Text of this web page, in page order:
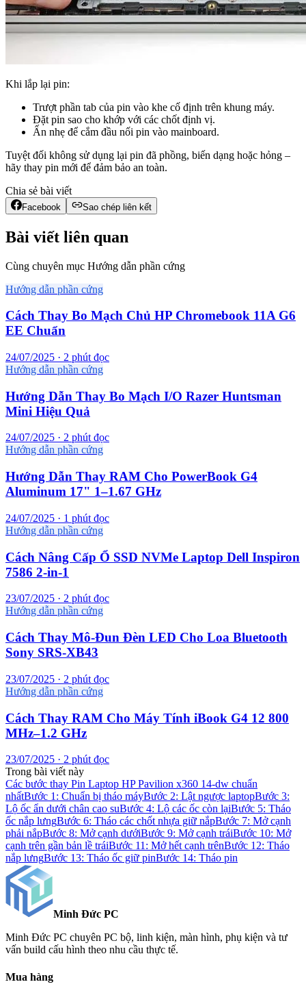
Khi lắp lại pin:
Trượt phần tab của pin vào khe cố định trên khung máy.
Đặt pin sao cho khớp với các chốt định vị.
Ấn nhẹ để cắm đầu nối pin vào mainboard.
Tuyệt đối không sử dụng lại pin đã phồng, biến dạng hoặc hỏng –
hãy thay pin mới để đảm bảo an toàn.
Chia sẻ bài viết
Facebook Sao chép liên kết
Bài viết liên quan
Cùng chuyên mục Hướng dẫn phần cứng
Hướng dẫn phần cứng
Cách Thay Bo Mạch Chủ HP Chromebook 11A G6
EE Chuẩn
24/07/2025 · 2 phút đọc
Hướng dẫn phần cứng
Hướng Dẫn Thay Bo Mạch I/O Razer Huntsman
Mini Hiệu Quả
24/07/2025 · 2 phút đọc
Hướng dẫn phần cứng
Hướng Dẫn Thay RAM Cho PowerBook G4
Aluminum 17" 1–1.67 GHz
24/07/2025 · 1 phút đọc
Hướng dẫn phần cứng
Cách Nâng Cấp Ổ SSD NVMe Laptop Dell Inspiron
7586 2-in-1
23/07/2025 · 2 phút đọc
Hướng dẫn phần cứng
Cách Thay Mô-Đun Đèn LED Cho Loa Bluetooth
Sony SRS-XB43
23/07/2025 · 2 phút đọc
Hướng dẫn phần cứng
Cách Thay RAM Cho Máy Tính iBook G4 12 800
MHz–1.2 GHz
23/07/2025 · 2 phút đọc
Trong bài viết này
Các bước thay Pin Laptop HP Pavilion x360 14-dw chuẩn
nhấtBước 1: Chuẩn bị tháo máyBước 2: Lật ngược laptopBước 3:
Lộ ốc ẩn dưới chân cao suBước 4: Lộ các ốc còn lạiBước 5: Tháo
ốc nắp lưngBước 6: Tháo các chốt nhựa giữ nắpBước 7: Mở cạnh
phải nắpBước 8: Mở cạnh dướiBước 9: Mở cạnh tráiBước 10: Mở
cạnh trên gần bản lề tráiBước 11: Mở hết cạnh trênBước 12: Tháo
nắp lưngBước 13: Tháo ốc giữ pinBước 14: Tháo pin
Minh Đức PC
Minh Đức PC chuyên PC bộ, linh kiện, màn hình, phụ kiện và tư
vấn build cấu hình theo nhu cầu thực tế.
Mua hàng